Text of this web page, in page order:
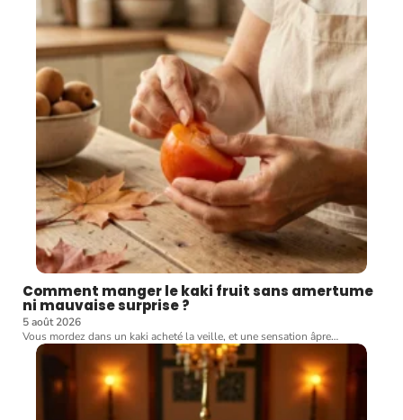
Comment manger le kaki fruit sans amertume
ni mauvaise surprise ?
5 août 2026
Vous mordez dans un kaki acheté la veille, et une sensation âpre…